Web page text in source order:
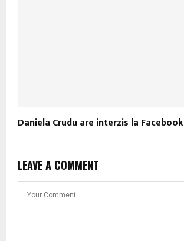
Daniela Crudu are interzis la Facebook
LEAVE A COMMENT